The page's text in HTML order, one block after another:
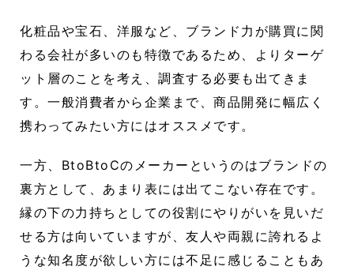
化粧品や宝石、洋服など、ブランド力が購買に関
わる会社が多いのも特徴であるため、よりターゲ
ット層のことを考え、調査する必要も出てきま
す。一般消費者から企業まで、商品開発に幅広く
携わってみたい方にはオススメです。
一方、BtoBtoCのメーカーというのはブランドの
裏方として、あまり表には出てこない存在です。
縁の下の力持ちとしての役割にやりがいを見いだ
せる方は向いていますが、友人や両親に誇れるよ
うな知名度が欲しい方には不足に感じることもあ